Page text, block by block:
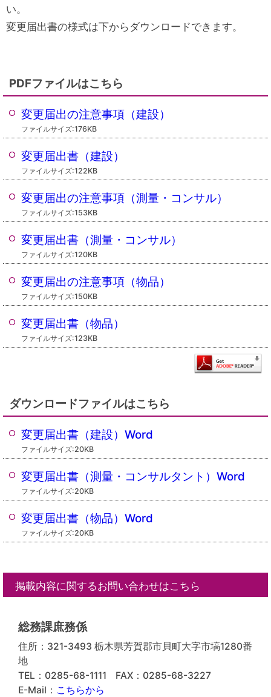
い。
変更届出書の様式は下からダウンロードできます。
PDFファイルはこちら
変更届出の注意事項（建設）
ファイルサイズ:176KB
変更届出書（建設）
ファイルサイズ:122KB
変更届出の注意事項（測量・コンサル）
ファイルサイズ:153KB
変更届出書（測量・コンサル）
ファイルサイズ:120KB
変更届出の注意事項（物品）
ファイルサイズ:150KB
変更届出書（物品）
ファイルサイズ:123KB
ダウンロードファイルはこちら
変更届出書（建設）Word
ファイルサイズ:20KB
変更届出書（測量・コンサルタント）Word
ファイルサイズ:20KB
変更届出書（物品）Word
ファイルサイズ:20KB
掲載内容に関するお問い合わせはこちら
総務課庶務係
住所：321-3493 栃木県芳賀郡市貝町大字市塙1280番
地
TEL：0285-68-1111
FAX：0285-68-3227
E-Mail： こちらから